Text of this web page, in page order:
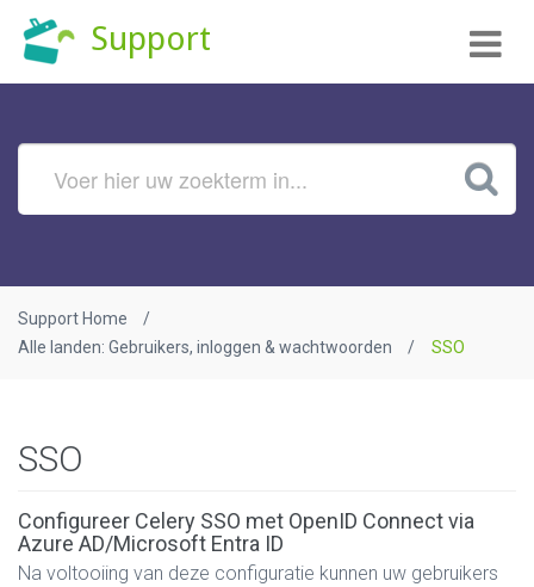
Support
Support Home
Alle landen: Gebruikers, inloggen & wachtwoorden
SSO
SSO
Configureer Celery SSO met OpenID Connect via
Azure AD/Microsoft Entra ID
Na voltooiing van deze configuratie kunnen uw gebruikers